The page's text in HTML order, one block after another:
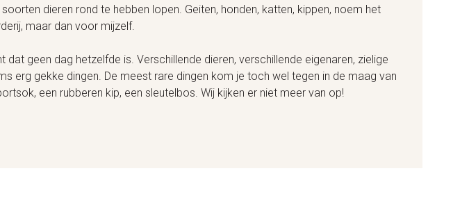
dieren rond te hebben lopen. Geiten, honden, katten, kippen, noem het
maar dan voor mijzelf.
dat geen dag hetzelfde is. Verschillende dieren, verschillende eigenaren, zielige
erg gekke dingen. De meest rare dingen kom je toch wel tegen in de maag van
een rubberen kip, een sleutelbos. Wij kijken er niet meer van op!